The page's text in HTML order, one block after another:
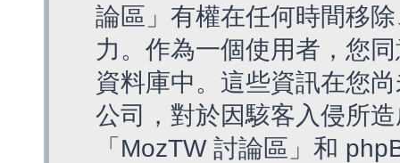
論區」有權在任何時間移
力。作為一個使用者，您
資料庫中。這些資訊在您
公司，對於因駭客入侵所
「MozTW 討論區」和